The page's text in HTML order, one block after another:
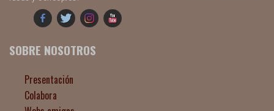
SOBRE NOSOTROS
Presentación
Colabora